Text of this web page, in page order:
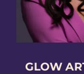
GLOW